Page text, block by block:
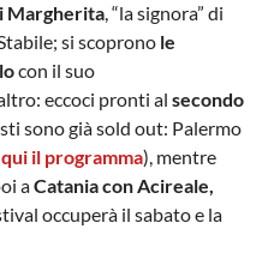
Margherita, “la signora” di
si scoprono le
con il suo
eccoci pronti al secondo
sono già sold out: Palermo
qui il programma), mentre
aCatania con Acireale,
occuperà il sabato e la